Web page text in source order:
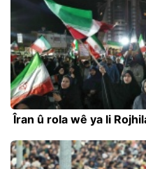
Îran û rola wê ya li